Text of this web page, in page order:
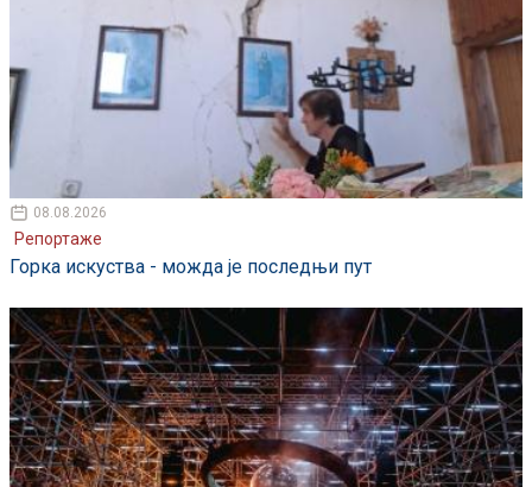
08.08.2026
Репортаже
Горка искуства - можда је последњи пут